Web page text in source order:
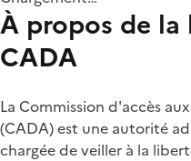
À propos de la
CADA
La Commission d'accès
(CADA) est une autorité
chargée de veiller à la